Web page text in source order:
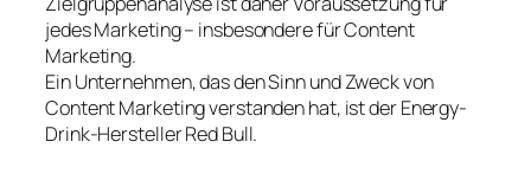
jedes Marketing – insbesondere für Content
Marketing.
Ein Unternehmen, das den Sinn und Zweck von
Content Marketing verstanden hat, ist der Energy-
Drink-Hersteller Red Bull.